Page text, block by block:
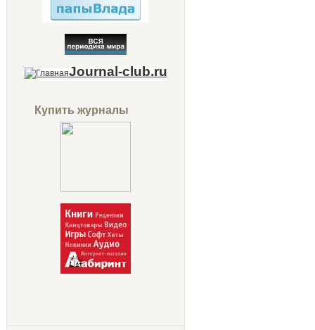
Journal-club.ru
Купить журналы